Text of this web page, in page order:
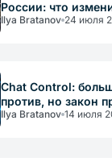
России: что
июля 2026
Ilya Bratanov 24 июля
Chat Control:
против, но закон
Угроза крипте
Ilya Bratanov 14 июля